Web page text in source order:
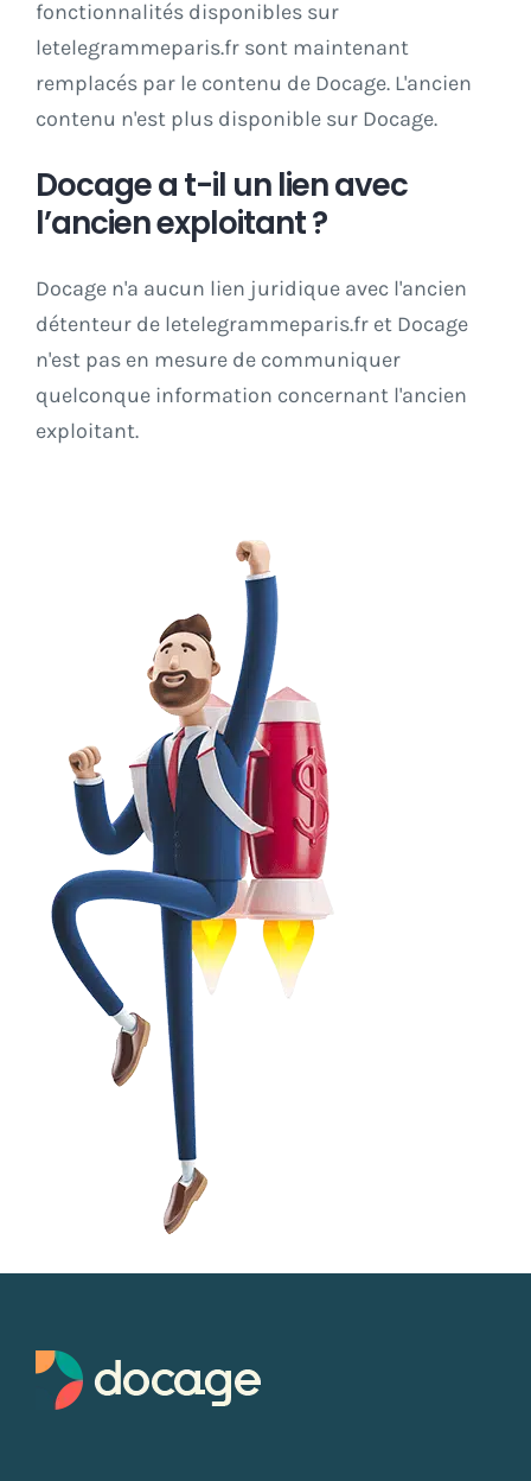
fonctionnalités disponibles sur
letelegrammeparis.fr sont maintenant
remplacés par le contenu de Docage. L'ancien
contenu n'est plus disponible sur Docage.
Docage a t-il un lien avec
l’ancien exploitant ?
Docage n'a aucun lien juridique avec l'ancien
détenteur de letelegrammeparis.fr et Docage
n'est pas en mesure de communiquer
quelconque information concernant l'ancien
exploitant.